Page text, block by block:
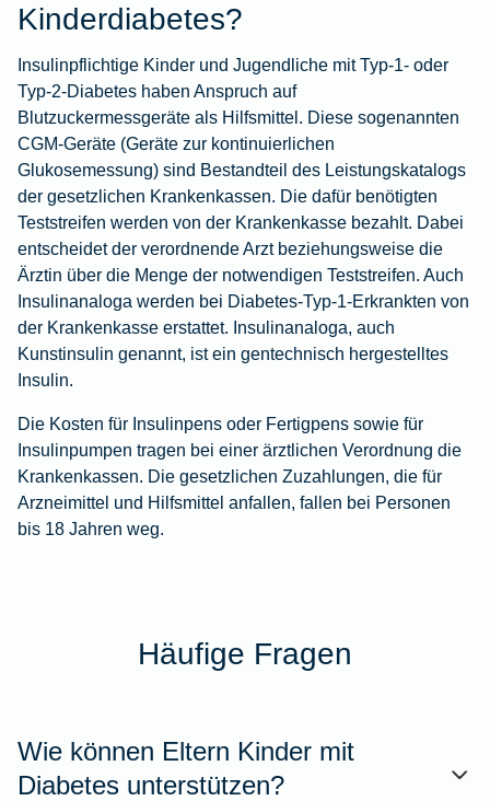
Kinderdiabetes?
Insulinpflichtige Kinder und Jugendliche mit Typ-1- oder
Typ-2-Diabetes haben Anspruch auf
Blutzuckermessgeräte als Hilfsmittel. Diese sogenannten
CGM-Geräte (Geräte zur kontinuierlichen
Glukosemessung) sind Bestandteil des Leistungskatalogs
der gesetzlichen Krankenkassen. Die dafür benötigten
Teststreifen werden von der Krankenkasse bezahlt. Dabei
entscheidet der verordnende Arzt beziehungsweise die
Ärztin über die Menge der notwendigen Teststreifen. Auch
Insulinanaloga werden bei Diabetes-Typ-1-Erkrankten von
der Krankenkasse erstattet. Insulinanaloga, auch
Kunstinsulin genannt, ist ein gentechnisch hergestelltes
Insulin.
Die Kosten für Insulinpens oder Fertigpens sowie für
Insulinpumpen tragen bei einer ärztlichen Verordnung die
Krankenkassen. Die gesetzlichen Zuzahlungen, die für
Arzneimittel und Hilfsmittel anfallen, fallen bei Personen
bis 18 Jahren weg.
Häufige Fragen
Wie können Eltern Kinder mit
Diabetes unterstützen?